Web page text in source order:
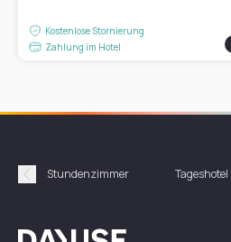
Kostenlose Stornierung
Zahlung im Hotel
Précédent
Stundenzimmer Tageshotel
Dayuse